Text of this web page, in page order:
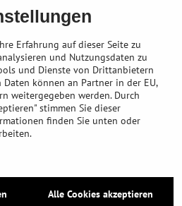
9:00 - 12:00
Geschlossen
Sie uns
Urheberrecht
Erfahrung auf dieser Seite zu
und Nutzungsdaten zu
und Dienste von Drittanbietern
können an Partner in der EU,
weitergegeben werden. Durch
stimmen Sie dieser
finden Sie unten oder
Alle Cookies akzeptieren